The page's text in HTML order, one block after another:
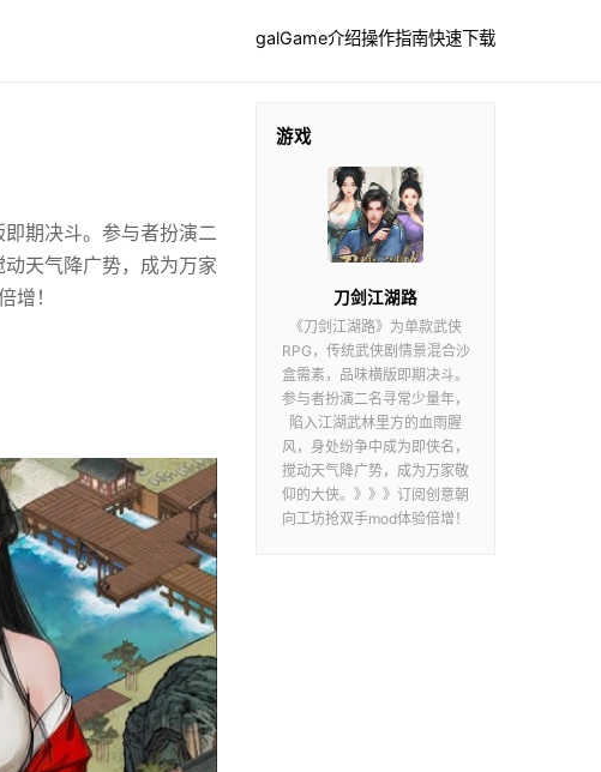
galGame介绍操作指南快速下载
期决斗。参与者扮演二
天气降广势，成为万家
增！
游戏
刀剑江湖路
《刀剑江湖路》为单款武侠
RPG，传统武侠剧情景混合沙
盒需素，品味横版即期决斗。
参与者扮演二名寻常少量年，
陷入江湖武林里方的血雨腥
风，身处纷争中成为即侠名，
搅动天气降广势，成为万家敬
仰的大侠。》》》订阅创意朝
向工坊抢双手mod体验倍增！